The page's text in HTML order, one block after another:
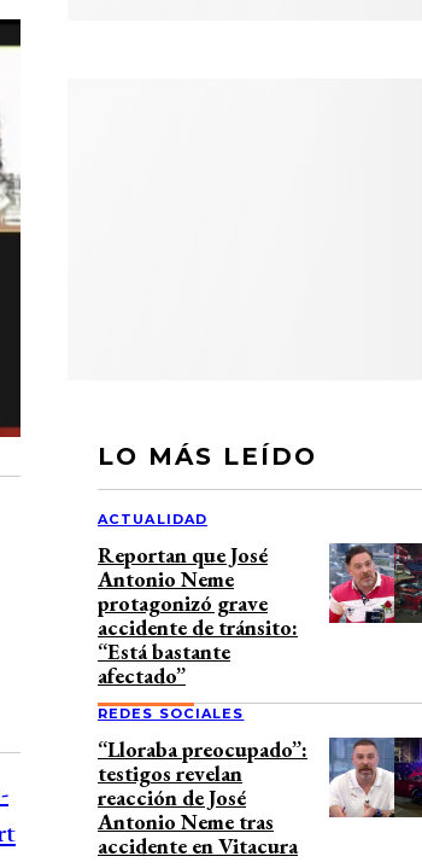
LO MÁS LEÍDO
ACTUALIDAD
Reportan que José
Antonio Neme
protagonizó grave
accidente de tránsito:
“Está bastante
afectado”
REDES SOCIALES
“Lloraba preocupado”:
testigos revelan
reacción de José
Antonio Neme tras
accidente en Vitacura